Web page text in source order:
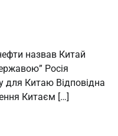
назвав Китай
Росія
для Китаю Відповідна
Китаєм […]